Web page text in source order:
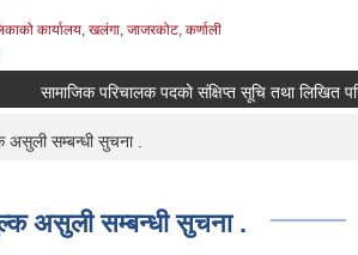
कार्यालय, खलंगा, जाजरकोट, कर्णाली
सामाजिक परिचालक पदको संक्षिप्त सूचि तथा लिखित परिक्षा
असुली सम्बन्धी सुचना .
असुली सम्बन्धी सुचना .